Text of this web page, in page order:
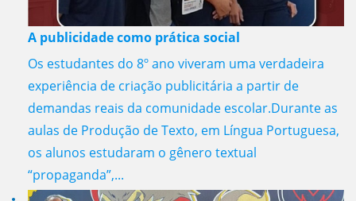
A publicidade como prática social
Os estudantes do 8º ano viveram uma verdadeira
experiência de criação publicitária a partir de
demandas reais da comunidade escolar.Durante as
aulas de Produção de Texto, em Língua Portuguesa,
os alunos estudaram o gênero textual
“propaganda”,...